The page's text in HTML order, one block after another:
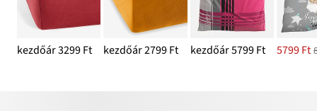
kezdőár 3299 Ft kezdőár 2799 Ft kezdőár 5799 Ft 5799 Ft